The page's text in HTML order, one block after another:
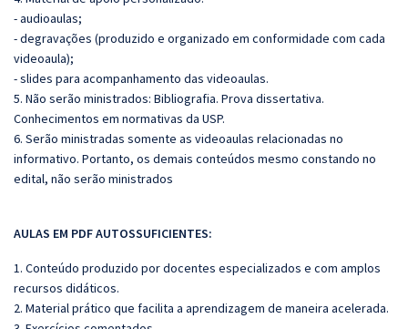
- audioaulas;
- degravações (produzido e organizado em conformidade com cada
videoaula);
- slides para acompanhamento das videoaulas.
5. Não serão ministrados: Bibliografia. Prova dissertativa.
Conhecimentos em normativas da USP.
6. Serão ministradas somente as videoaulas relacionadas no
informativo. Portanto, os demais conteúdos mesmo constando no
edital, não serão ministrados
AULAS EM PDF AUTOSSUFICIENTES:
1. Conteúdo produzido por docentes especializados e com amplos
recursos didáticos.
2. Material prático que facilita a aprendizagem de maneira acelerada.